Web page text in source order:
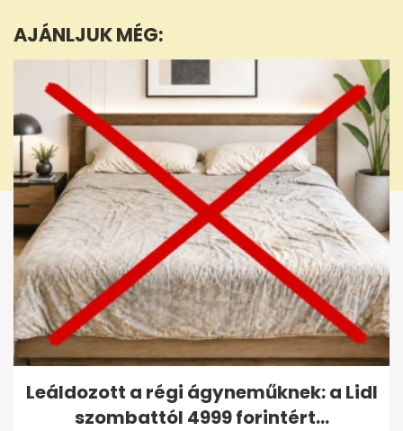
6
seconds
AJÁNLJUK MÉG:
Leáldozott a régi ágyneműknek: a Lidl
szombattól 4999 forintért...